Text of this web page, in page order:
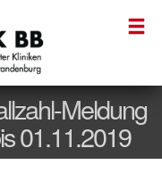
Meldung
01.11.2019